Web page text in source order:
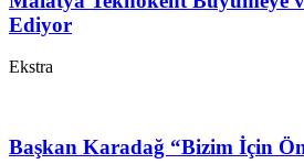
Ediyor
Ekstra
Başkan Karadağ “Bizim İçin